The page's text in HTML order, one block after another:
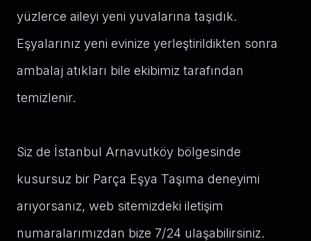
yüzlerce aileyi yeni yuvalarına taşıdık.
Eşyalarınız yeni evinize yerleştirildikten sonra
ambalaj atıkları bile ekibimiz tarafından
temizlenir.
Siz de İstanbul Arnavutköy bölgesinde
kusursuz bir Parça Eşya Taşıma deneyimi
arıyorsanız, web sitemizdeki iletişim
numaralarımızdan bize 7/24 ulaşabilirsiniz.